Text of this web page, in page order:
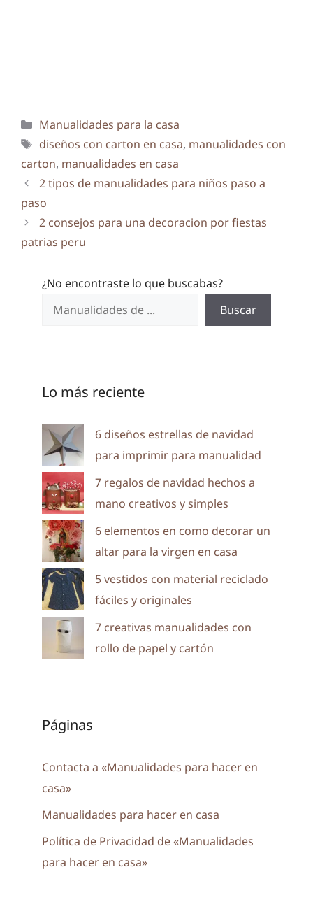
Categorías
Manualidades para la casa
Etiquetas
diseños con carton en casa, manualidades con
carton, manualidades en casa
2 tipos de manualidades para niños paso a
paso
2 consejos para una decoracion por fiestas
patrias peru
¿No encontraste lo que buscabas?
Buscar
Lo más reciente
6 diseños estrellas de navidad
para imprimir para manualidad
7 regalos de navidad hechos a
mano creativos y simples
6 elementos en como decorar un
altar para la virgen en casa
5 vestidos con material reciclado
fáciles y originales
7 creativas manualidades con
rollo de papel y cartón
Páginas
Contacta a «Manualidades para hacer en
casa»
Manualidades para hacer en casa
Política de Privacidad de «Manualidades
para hacer en casa»